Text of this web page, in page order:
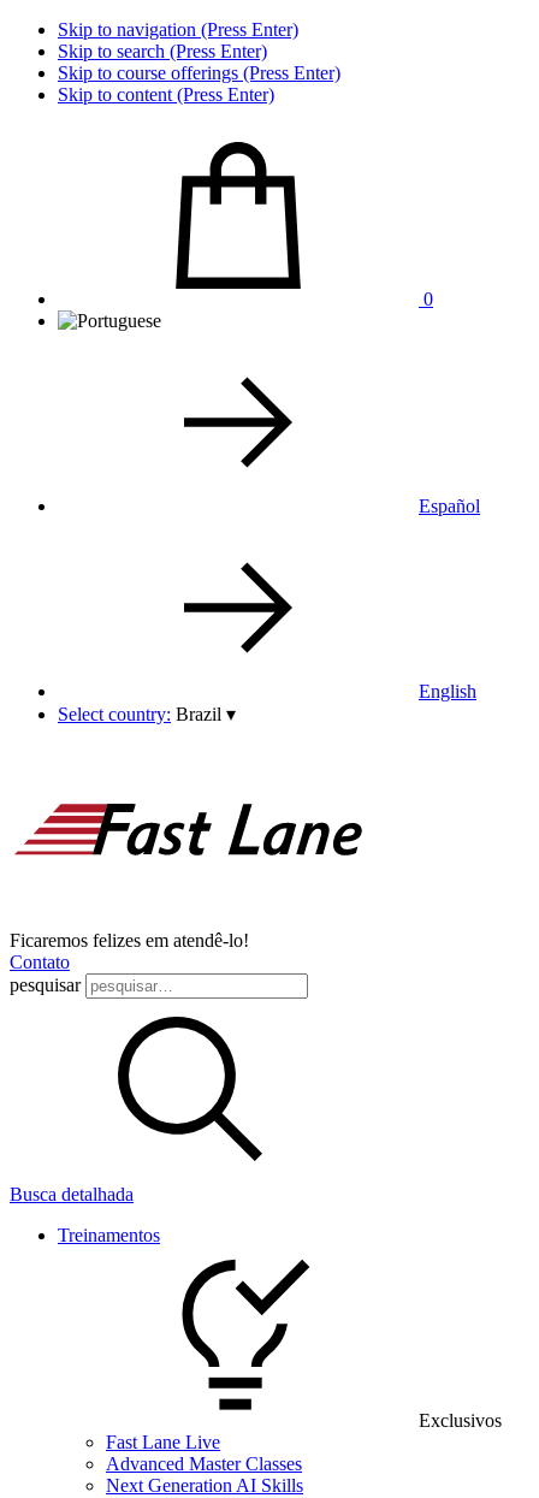
Skip to navigation (Press Enter)
Skip to search (Press Enter)
Skip to course offerings (Press Enter)
Skip to content (Press Enter)
0
Español
English
Select country: Brazil ▾
Ficaremos felizes em atendê-lo!
Contato
pesquisar
Busca detalhada
Treinamentos
Exclusivos
Fast Lane Live
Advanced Master Classes
Next Generation AI Skills